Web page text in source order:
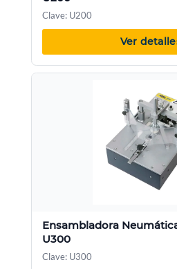
Clave: U200
Ver
Ensambladora
U300
Clave: U300